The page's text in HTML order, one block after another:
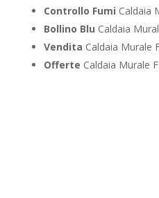
Controllo Fumi Caldaia
Bollino Blu Caldaia
Vendita Caldaia Murale
Offerte Caldaia Murale